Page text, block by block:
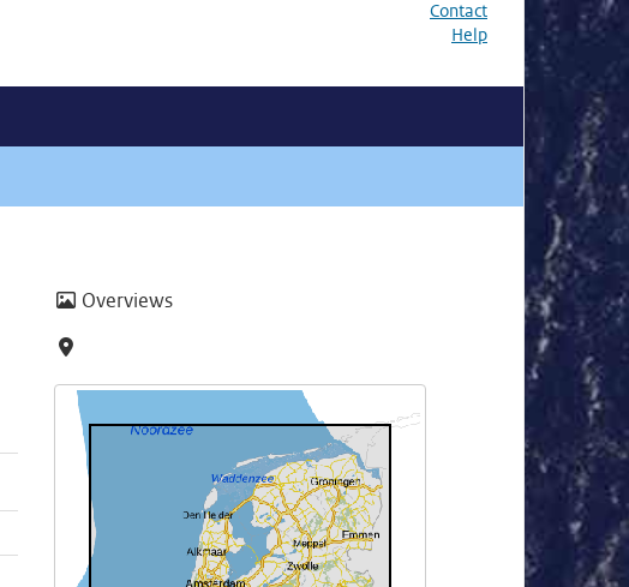
Contact
Help
Overviews